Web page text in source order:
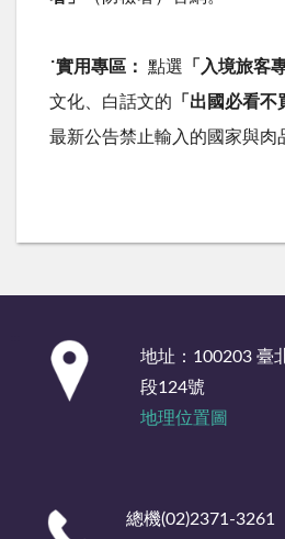
˙實用專區： 點選 「入境旅客
文化、白話文的 「出國必看不
最新公告禁止輸入的國家與肉
地址：100203 臺
段124號
地理位置圖
總機(02)2371-3261